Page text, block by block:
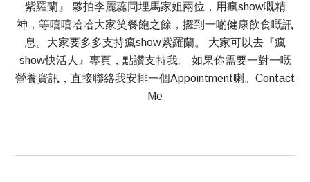
紫羅蘭』 夥拍李麗蕊同埋馬家姐兩位，用瘋show嘅精
神，等嘻嘻哈哈大家笑餐飽之餘，攞到一啲健康飲食嘅訊
息。大家要多多支持瘋show紫羅蘭。 大家可以去『瘋
show快活人』專頁，點讚支持我。 如果你需要一對一嘅
營養資訊，直接聯絡我安排一個Appointment喇。Contact
Me